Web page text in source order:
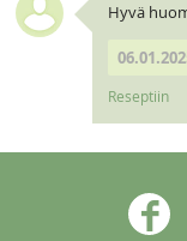
Hyvä
Reseptiin